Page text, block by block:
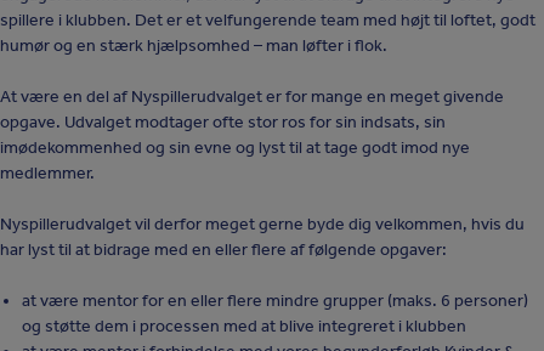
spillere i klubben. Det er et velfungerende team med højt til loftet, godt
humør og en stærk hjælpsomhed – man løfter i flok.
At være en del af Nyspillerudvalget er for mange en meget givende
opgave. Udvalget modtager ofte stor ros for sin indsats, sin
imødekommenhed og sin evne og lyst til at tage godt imod nye
medlemmer.
Nyspillerudvalget vil derfor meget gerne byde dig velkommen, hvis du
har lyst til at bidrage med en eller flere af følgende opgaver:
at være mentor for en eller flere mindre grupper (maks. 6 personer)
og støtte dem i processen med at blive integreret i klubben